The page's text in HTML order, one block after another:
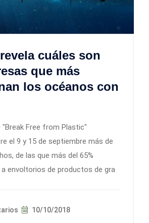
cuáles son
que más
los océanos con
Free from Plastic"
el 9 y 15 de septiembre más de
de las que más del 65%
envoltorios de productos de gra
10/10/2018